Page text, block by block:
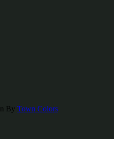
By Town Colors